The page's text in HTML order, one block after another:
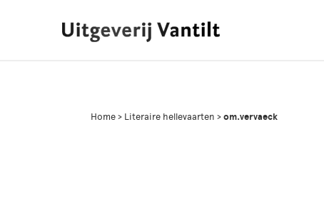
Home > Literaire hellevaarten > om.vervaeck